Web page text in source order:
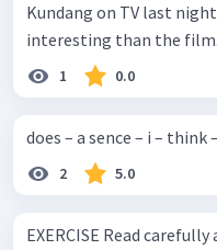
Kundang on TV last
interesting than the film.
1 0.0
does – a sence – i – think
2 5.0
EXERCISE Read carefully and fill the blank with the